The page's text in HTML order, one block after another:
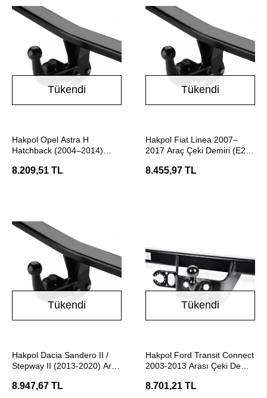
Tükendi
Hakpol Opel Astra H
Hatchback (2004–2014)
8.209,51 TL
Tükendi
Hakpol Fiat Linea 2007–
2017 Araç Çeki Demiri (E20
8.455,97 TL
Tükendi
Hakpol Dacia Sandero II /
Stepway II (2013-2020) Araç
8.947,67 TL
Tükendi
Hakpol Ford Transit Connect
2003-2013 Arası Çeki Demiri
8.701,21 TL